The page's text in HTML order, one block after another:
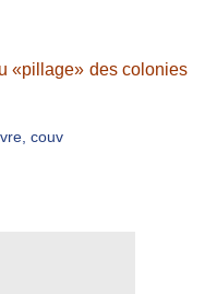
«pillage» des colonies